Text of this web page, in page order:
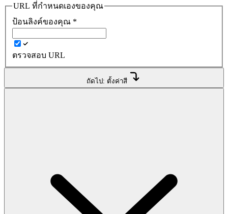
URL ที่กำหนดเองของคุณ
ป้อนลิงค์ของคุณ *
ตรวจสอบ URL
ถัดไป: ตั้งค่าสี